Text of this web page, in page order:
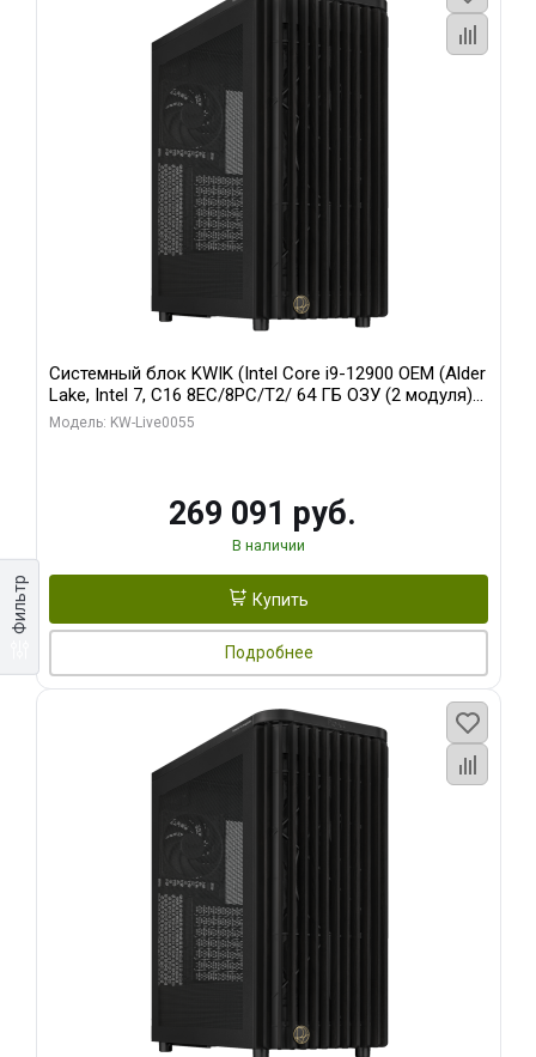
Фильтр
Системный блок KWIK (Intel Core i9-12900 OEM (Alder
Lake, Intel 7, C16 8EC/8PC/T2/ 64 ГБ ОЗУ (2 модуля)/
MSI RTX5080 SHADOW 3X OC 16GB GDDR7 256bit 3xDP
Модель: KW-Live0055
269 091 руб.
В наличии
Купить
Подробнее